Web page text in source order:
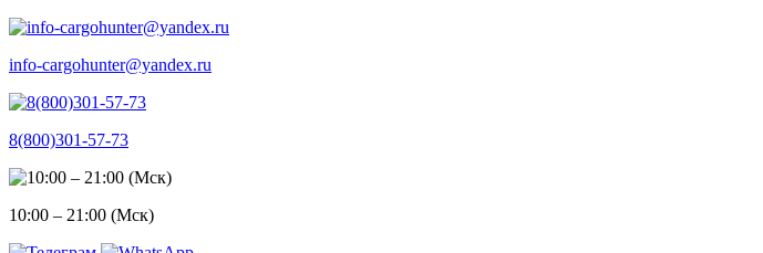
info-cargohunter@yandex.ru
8(800)301-57-73
10:00 – 21:00 (Мск)